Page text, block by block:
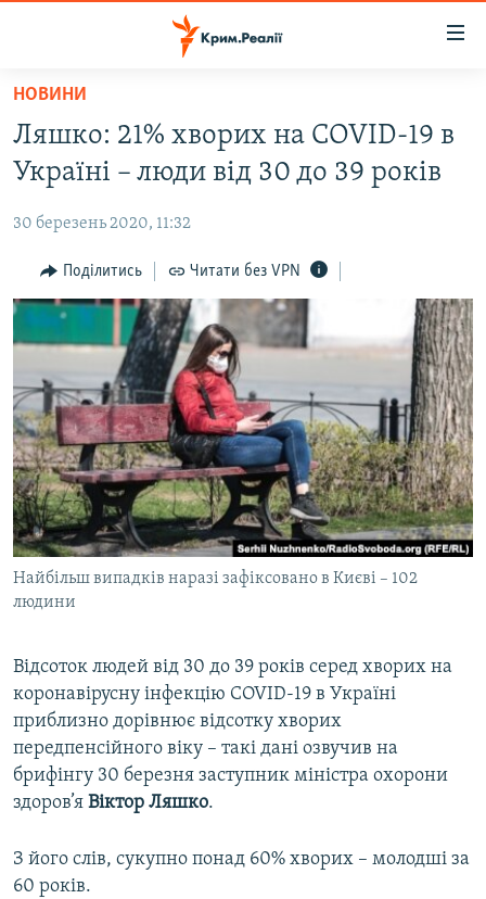
Перейти
основного
матеріалу
Перейти
до
навігації
Перейти
ВІДЕО ТА ФОТО
ПОЛІТИКА
БЛОГИ
ПОГЛЯД
ІНТЕРВ'Ю
ВСЕ ЗА ДЕНЬ
СПЕЦПРОЕКТИ
ДЕПОРТАЦІЯ
ВІДЕОУРОКИ «ELIFBE»
СВІДЧЕННЯ ОКУПАЦІЇ
УКРАЇНСЬКА ПРОБЛЕМА КРИМУ
ЯК ОБІЙТИ БЛОКУВАННЯ
Русский
Qırımtatar
Усі сайти RFE/RL
НОВИНИ
Ляшко: 21% хворих на COVID-19 в
Україні – люди від 30 до 39 років
30 березень 2020, 11:32
Поділитись Читати без VPN
Найбільш випадків наразі зафіксовано в Києві – 102
людини
Відсоток людей від 30 до 39 років серед хворих на
коронавірусну інфекцію COVID-19 в Україні
приблизно дорівнює відсотку хворих
передпенсійного віку – такі дані озвучив на
брифінгу 30 березня заступник міністра охорони
здоров’я Віктор Ляшко.
З його слів, сукупно понад 60% хворих – молодші за
60 років.